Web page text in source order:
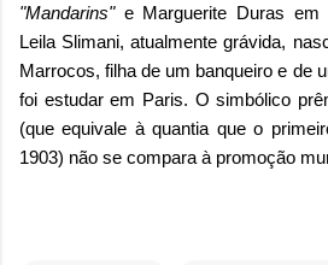
"Mandarins"e Marguerite Duras em
Leila Slimani, atualmente grávida,
Marrocos, filha de um banqueiro e de
foi estudar em Paris. O simbólico
(que equivale à quantia que o
1903) não se compara à promoção